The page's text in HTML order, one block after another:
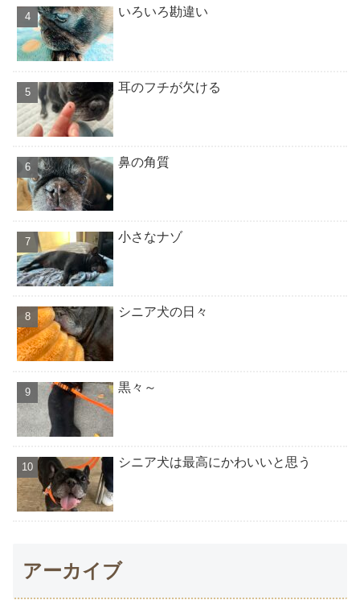
いろいろ勘違い
耳のフチが欠ける
鼻の角質
小さなナゾ
シニア犬の日々
黒々～
シニア犬は最高にかわいいと思う
アーカイブ